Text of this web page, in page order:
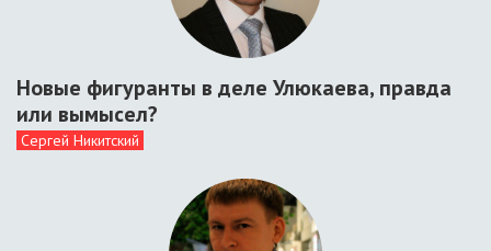
Новые фигуранты в деле Улюкаева, правда
или вымысел?
Сергей Никитский